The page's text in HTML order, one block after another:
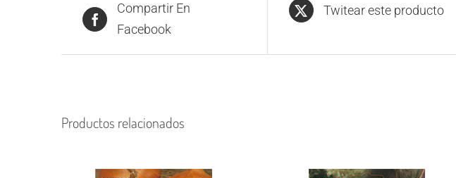
Compartir En
Facebook
Twitear este producto
Productos relacionados